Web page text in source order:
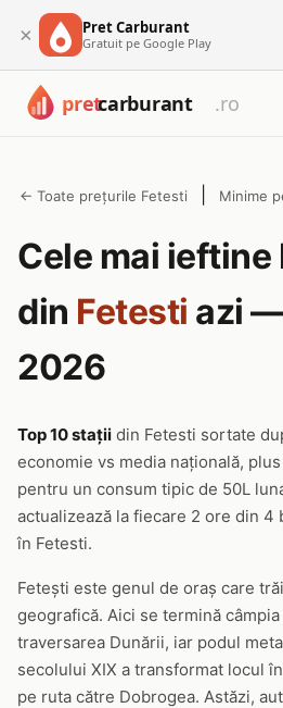
× Pret Carburant
Gratuit pe Google Play
← Toate prețurile Fetesti Minime
Cele mai
din Fetesti azi
2026
Top 10 stații din Fetesti sortate
economie vs media națională,
pentru un consum tipic de 50L
actualizează la fiecare 2 ore din
în Fetesti.
Fetești este genul de oraș care
geografică. Aici se termină
traversarea Dunării, iar podul
secolului XIX a transformat locul
pe ruta către Dobrogea. Astăzi,